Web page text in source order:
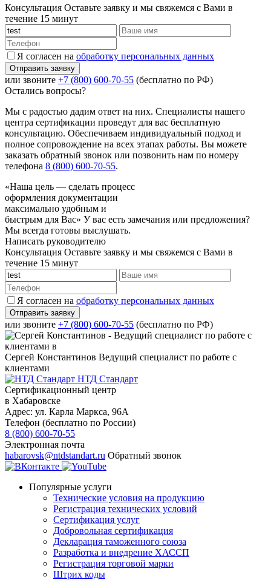
Консультация Оставьте заявку и мы свяжемся с Вами в
течение 15 минут
Я согласен на обработку персональных данных
или звоните +7 (800) 600-70-55 (бесплатно по РФ)
Остались вопросы?
Мы с радостью дадим ответ на них. Специалисты нашего
центра сертификации проведут для вас бесплатную
консультацию. Обеспечиваем индивидуальный подход и
полное сопровождение на всех этапах работы. Вы можете
заказать обратный звонок или позвонить нам по номеру
телефона 8 (800) 600-70-55.
«Наша цель — сделать процесс
оформления документации
максимально удобным и
быстрым для Вас» У вас есть замечания или предложения?
Мы всегда готовы выслушать.
Написать руководителю
Консультация Оставьте заявку и мы свяжемся с Вами в
течение 15 минут
Я согласен на обработку персональных данных
или звоните +7 (800) 600-70-55 (бесплатно по РФ)
Сергей Константинов Ведущий специалист по работе с
клиентами
НТД Стандарт
Сертификационный центр
в Хабаровске
Адрес: ул. Карла Маркса, 96А
Телефон (бесплатно по России)
8 (800) 600-70-55
Электронная почта
habarovsk@ntdstandart.ru Обратный звонок
Популярные услуги
Технические условия на продукцию
Регистрация технических условий
Сертификация услуг
Добровольная сертификация
Декларация таможенного союза
Разработка и внедрение ХАССП
Регистрация торговой марки
Штрих коды